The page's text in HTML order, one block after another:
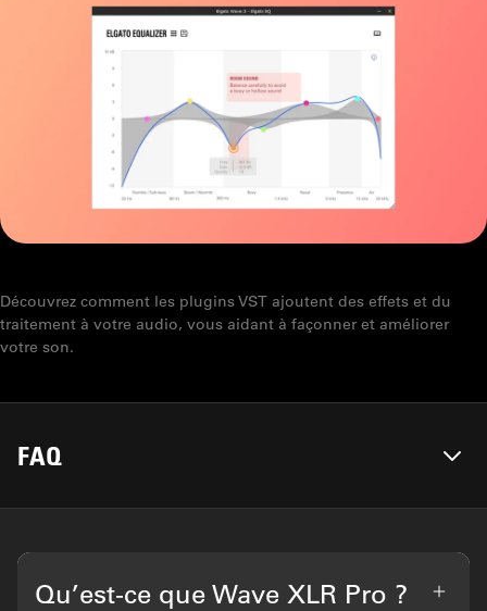
Découvrez comment les plugins VST ajoutent des effets et du
traitement à votre audio, vous aidant à façonner et améliorer
votre son.
FAQ
Qu’est-ce que Wave XLR Pro ?